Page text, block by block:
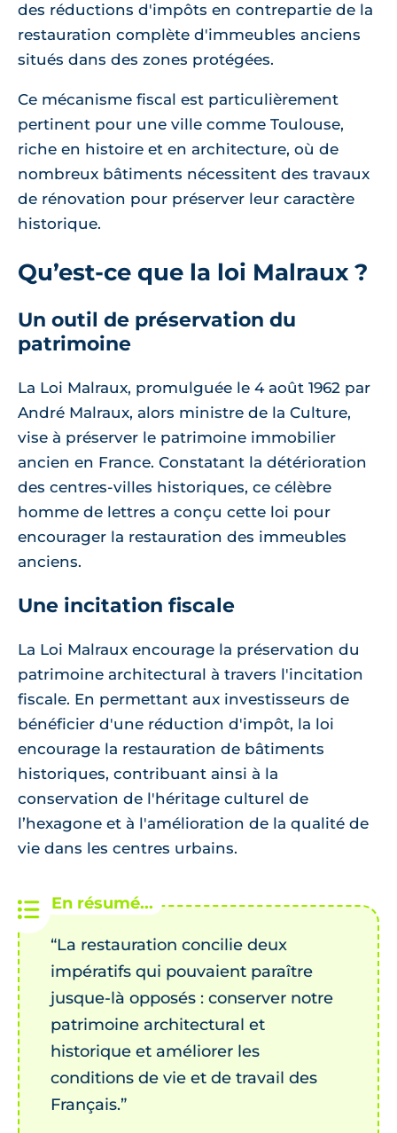
des réductions d'impôts en contrepartie de la
restauration complète d'immeubles anciens
situés dans des zones protégées.
Ce mécanisme fiscal est particulièrement
pertinent pour une ville comme Toulouse,
riche en histoire et en architecture, où de
nombreux bâtiments nécessitent des travaux
de rénovation pour préserver leur caractère
historique.
Qu’est-ce que la loi Malraux ?
Un outil de préservation du
patrimoine
La Loi Malraux, promulguée le 4 août 1962 par
André Malraux, alors ministre de la Culture,
vise à préserver le patrimoine immobilier
ancien en France. Constatant la détérioration
des centres-villes historiques, ce célèbre
homme de lettres a conçu cette loi pour
encourager la restauration des immeubles
anciens.
Une incitation fiscale
La Loi Malraux encourage la préservation du
patrimoine architectural à travers l'incitation
fiscale. En permettant aux investisseurs de
bénéficier d'une réduction d'impôt, la loi
encourage la restauration de bâtiments
historiques, contribuant ainsi à la
conservation de l'héritage culturel de
l’hexagone et à l'amélioration de la qualité de
vie dans les centres urbains.
“La restauration concilie deux
impératifs qui pouvaient paraître
jusque-là opposés : conserver notre
patrimoine architectural et
historique et améliorer les
conditions de vie et de travail des
Français.”